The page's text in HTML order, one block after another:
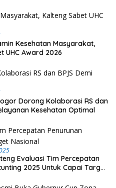
Kesehatan Masyarakat,
UHC Award 2026
Dorong Kolaborasi RS dan
Kesehatan Optimal
Evaluasi Tim Percepatan
2025 Untuk Capai Target